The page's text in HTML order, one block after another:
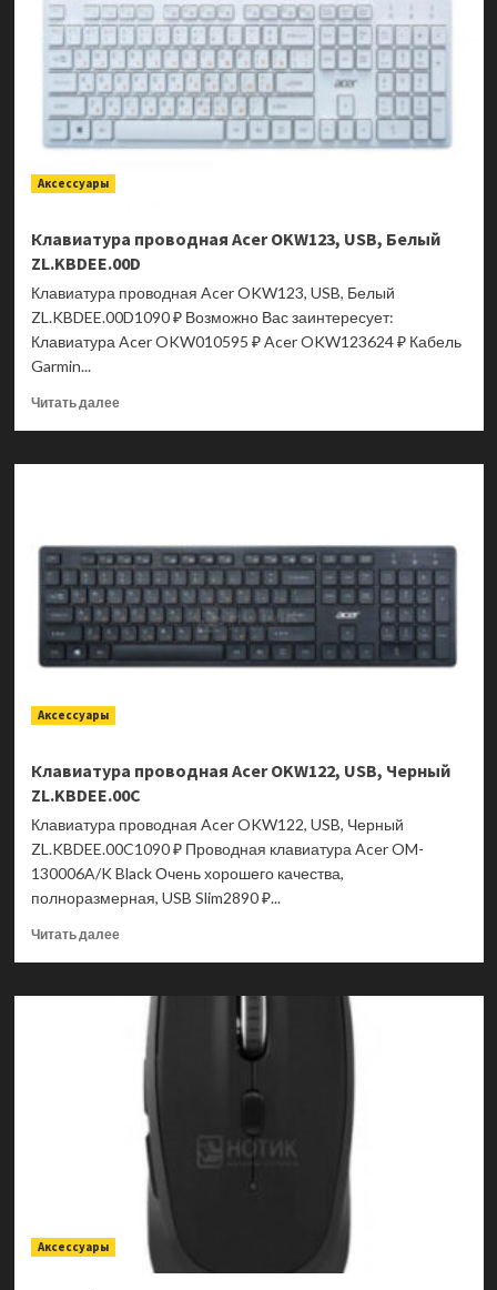
Аксессуары
Клавиатура проводная Acer OKW123, USB, Белый
ZL.KBDEE.00D
Клавиатура проводная Acer OKW123, USB, Белый
ZL.KBDEE.00D1090 ₽ Возможно Вас заинтересует:
Клавиатура Acer OKW010595 ₽ Acer OKW123624 ₽ Кабель
Garmin...
Читать далееПрочитать
Клавиатура
USB,
Белый
ZL.KBDEE.00D
Аксессуары
Клавиатура проводная Acer OKW122, USB, Черный
ZL.KBDEE.00C
Клавиатура проводная Acer OKW122, USB, Черный
ZL.KBDEE.00C1090 ₽ Проводная клавиатура Acer OM-
130006A/K Black Очень хорошего качества,
полноразмерная, USB Slim2890 ₽...
Читать далееПрочитать
Клавиатура
проводная
Acer
OKW122,
ZL.KBDEE.00C
Аксессуары